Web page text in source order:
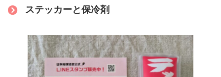
ステッカーと保冷剤